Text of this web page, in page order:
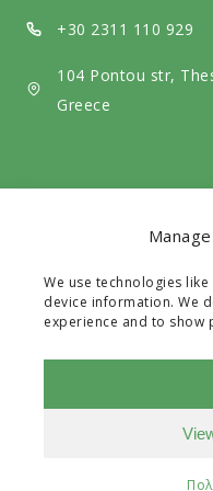
We use technologies
device information. We
experience and to show
i
a
+30 2311 110 929
104 Pontou str,
Greece
128531630000 is a
G.N.T.O with registry